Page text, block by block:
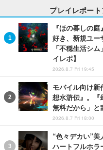
プレイレポー
『ほの暮しの
好き、新規ユー
「不穏生活シ
イレポ】
2026.8.7 Fri 19:45
モバイル向け新
想水滸伝』。
無料だから」と
2026.8.7 Fri 18:00
“色々デカい”美
ハートフルホラ